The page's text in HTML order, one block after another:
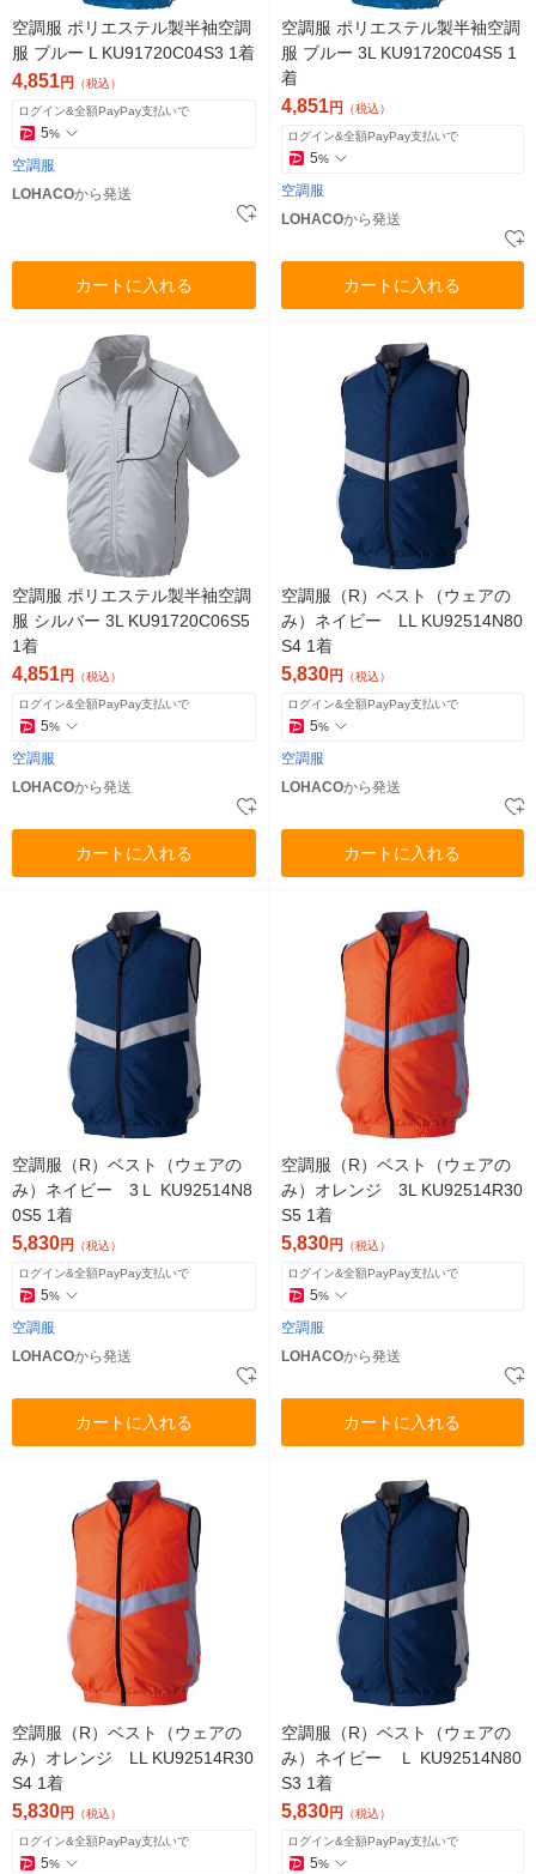
空調服 ポリエステル製半袖空調
服 ブルー L KU91720C04S3 1着
4,851円 （税込）
ログイン&全額PayPay支払いで
5%
空調服
LOHACOから発送
カートに入れる
空調服 ポリエステル製半袖空調
服 ブルー 3L KU91720C04S5 1
着
4,851円 （税込）
ログイン&全額PayPay支払いで
5%
空調服
LOHACOから発送
カートに入れる
空調服 ポリエステル製半袖空調
服 シルバー 3L KU91720C06S5
1着
4,851円 （税込）
ログイン&全額PayPay支払いで
5%
空調服
LOHACOから発送
カートに入れる
空調服（R）ベスト（ウェアの
み）ネイビー LL KU92514N80
S4 1着
5,830円 （税込）
ログイン&全額PayPay支払いで
5%
空調服
LOHACOから発送
カートに入れる
空調服（R）ベスト（ウェアの
み）ネイビー 3Ｌ KU92514N8
0S5 1着
5,830円 （税込）
ログイン&全額PayPay支払いで
5%
空調服
LOHACOから発送
カートに入れる
空調服（R）ベスト（ウェアの
み）オレンジ 3L KU92514R30
S5 1着
5,830円 （税込）
ログイン&全額PayPay支払いで
5%
空調服
LOHACOから発送
カートに入れる
空調服（R）ベスト（ウェアの
み）オレンジ LL KU92514R30
S4 1着
5,830円 （税込）
ログイン&全額PayPay支払いで
5%
空調服（R）ベスト（ウェアの
み）ネイビー Ｌ KU92514N80
S3 1着
5,830円 （税込）
ログイン&全額PayPay支払いで
5%